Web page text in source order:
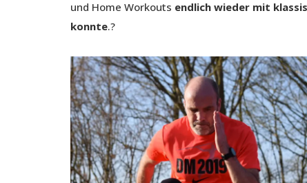
und Home Workouts endlich wieder mit
konnte.?